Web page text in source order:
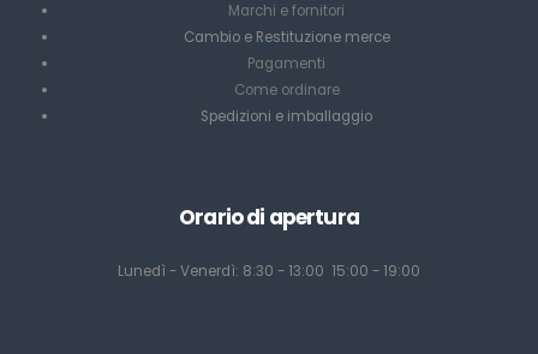
Marchi e fornitori
Cambio e Restituzione merce
Pagamenti
Come ordinare
Spedizioni e imballaggio
Orario di apertura
Lunedì - Venerdì: 8:30 - 13:00 15:00 - 19:00